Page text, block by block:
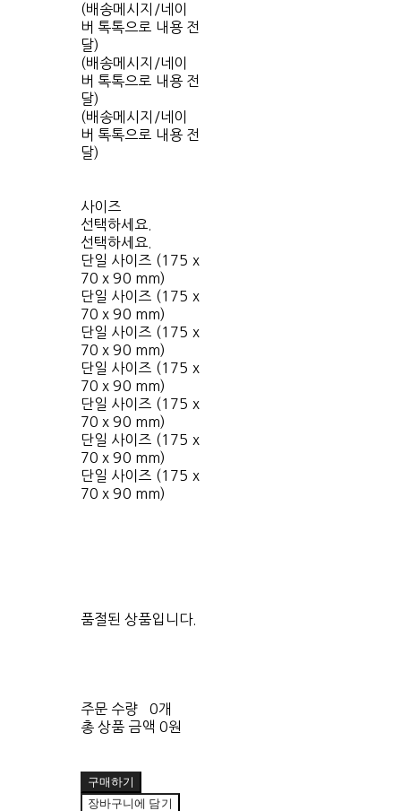
(배송메시지/네이
버 톡톡으로 내용 전
달)
(배송메시지/네이
버 톡톡으로 내용 전
달)
(배송메시지/네이
버 톡톡으로 내용 전
달)
사이즈
선택하세요.
선택하세요.
단일 사이즈 (175 x
70 x 90 mm)
단일 사이즈 (175 x
70 x 90 mm)
단일 사이즈 (175 x
70 x 90 mm)
단일 사이즈 (175 x
70 x 90 mm)
단일 사이즈 (175 x
70 x 90 mm)
단일 사이즈 (175 x
70 x 90 mm)
단일 사이즈 (175 x
70 x 90 mm)
품절된 상품입니다.
주문 수량
0개
총 상품 금액 0원
구매하기
장바구니에 담기